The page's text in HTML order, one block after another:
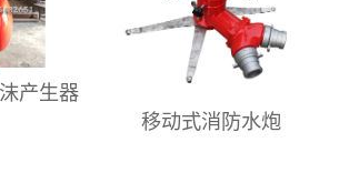
、隧道泡沫消火栓箱、室内外消防
、消防炮塔、泡沫降落槽，中、低
泡沫枪、泡沫喷头，高、中、低倍
泡沫发生器、高.中.低倍数消防泡沫
产生器
移动式消防水炮